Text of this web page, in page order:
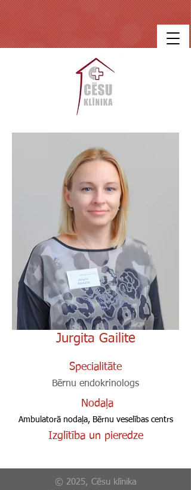
Jurgita Gailite
Specialitāte
Bērnu endokrinologs
Nodaļa
Ambulatorā nodaļa, Bērnu veselības centrs
Izglītība un pieredze
© 2025, Cēsu klīnika